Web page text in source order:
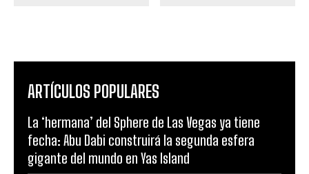
ARTÍCULOS POPULARES
La ‘hermana’ del Sphere de Las Vegas ya tiene
fecha: Abu Dabi construirá la segunda esfera
gigante del mundo en Yas Island